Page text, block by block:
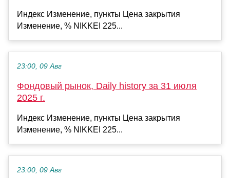
Индекс Изменение, пункты Цена закрытия
Изменение, % NIKKEI 225...
23:00, 09 Авг
Фондовый рынок, Daily history за 31 июля
2025 г.
Индекс Изменение, пункты Цена закрытия
Изменение, % NIKKEI 225...
23:00, 09 Авг